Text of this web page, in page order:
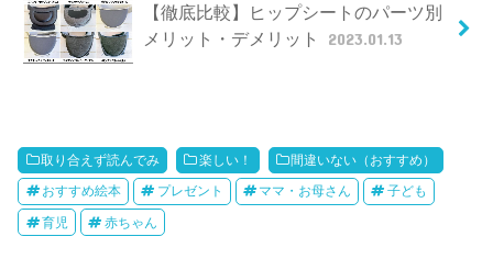
【徹底比較】ヒップシートのパーツ別
メリット・デメリット
2023.01.13
取り合えず読んでみ 楽しい！ 間違いない（おすすめ）
おすすめ絵本 プレゼント ママ・お母さん 子ども
育児 赤ちゃん